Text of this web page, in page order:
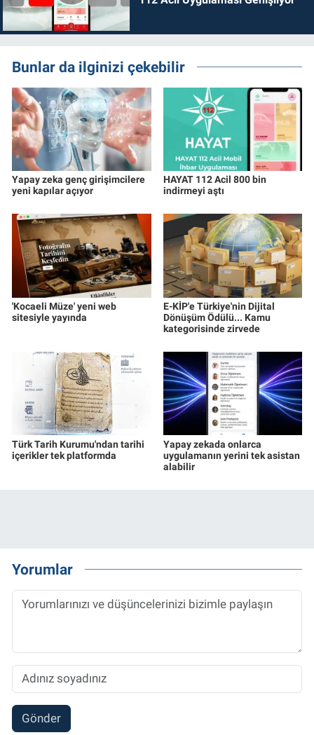
Bunlar da ilginizi çekebilir
Yapay zeka genç girişimcilere
yeni kapılar açıyor
HAYAT 112 Acil 800 bin
indirmeyi aştı
'Kocaeli Müze' yeni web
sitesiyle yayında
E-KİP'e Türkiye'nin Dijital
Dönüşüm Ödülü... Kamu
kategorisinde zirvede
Türk Tarih Kurumu'ndan tarihi
içerikler tek platformda
Yapay zekada onlarca
uygulamanın yerini tek asistan
alabilir
Yorumlar
Gönder